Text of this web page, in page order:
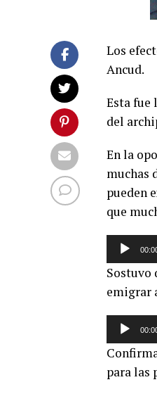
Los
Ancud.
Esta fue
del
En la
muchas
pueden
que
audio
Sostuvo
emigrar
audio
para las